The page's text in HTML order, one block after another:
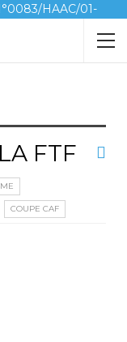
HAAC/01-
FTF
COUPE CAF